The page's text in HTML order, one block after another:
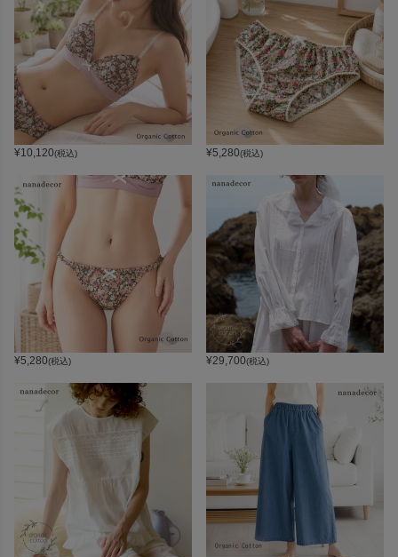
¥10,120(税込) ¥5,280(税込)
¥5,280(税込) ¥29,700(税込)